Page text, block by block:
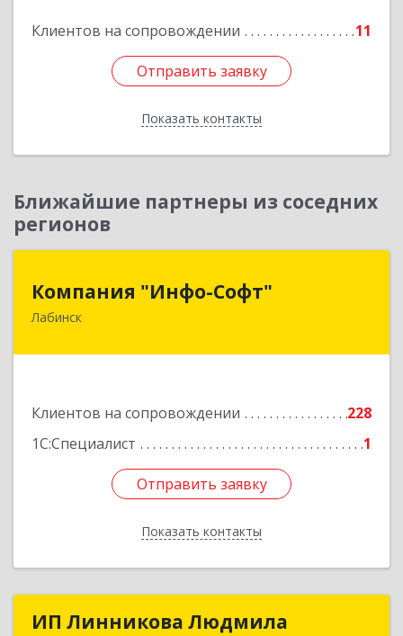
Клиентов на сопровождении 11
Отправить заявку
Показать контакты
Отправить заявку
Назад
Ближайшие партнеры из соседних
регионов
Компания "Инфо-Софт"
Лабинск
Клиентов на сопровождении
228
1С:Специалист
1
Отправить заявку
Показать контакты
Компания "Инфо-Софт"
352500, Краснодарский край, Лабинский р-н,
Отправить заявку
Назад
ИП Линникова Людмила
ИП Линникова Людмила